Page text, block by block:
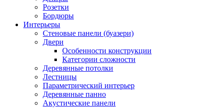
Розетки
Бордюры
Интерьеры
Стеновые панели (буазери)
Двери
Особенности конструкции
Категории сложности
Деревянные потолки
Лестницы
Параметрический интерьер
Деревянные панно
Акустические панели